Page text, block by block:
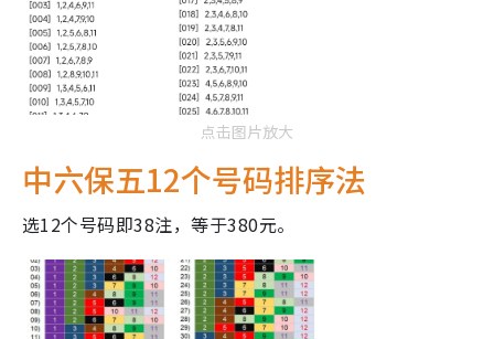
点击图片放大
中六保五12个号码排序法
选12个号码即38注，等于380元。